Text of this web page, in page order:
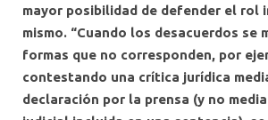
mayor posibilidad de defender el rol
mismo. “Cuando los desacuerdos se
formas que no corresponden, por
contestando una crítica jurídica
declaración por la prensa (y no